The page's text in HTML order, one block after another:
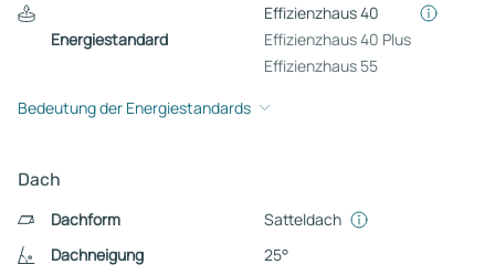
Energiestandard
Effizienzhaus 40
Effizienzhaus 40 Plus
Effizienzhaus 55
Bedeutung der Energiestandards
Dach
Dachform
Satteldach
Dachneigung
25°